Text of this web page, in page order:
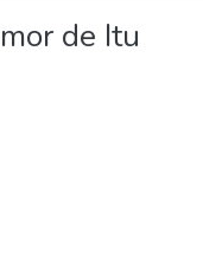
de Itu